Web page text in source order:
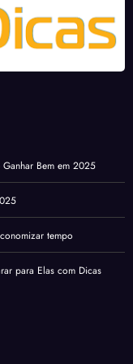
Ganhar Bem em 2025
tempo
para Elas com Dicas